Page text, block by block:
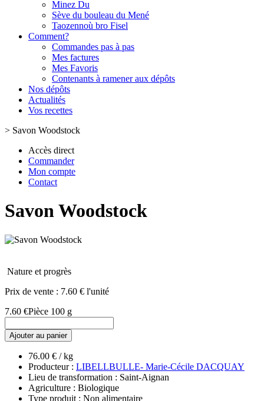
Minez Du
Sève du bouleau du Mené
Taozennoù bro Fisel
Comment?
Commandes pas à pas
Mes factures
Mes Favoris
Contenants à ramener aux dépôts
Nos dépôts
Actualités
Vos recettes
> Savon Woodstock
Accès direct
Commander
Mon compte
Contact
Savon Woodstock
Nature et progrès
Prix de vente : 7.60 € l'unité
7.60 €Pièce 100 g
Ajouter au panier
76.00 € / kg
Producteur : LIBELLBULLE- Marie-Cécile DACQUAY
Lieu de transformation : Saint-Aignan
Agriculture : Biologique
Type produit : Non alimentaire